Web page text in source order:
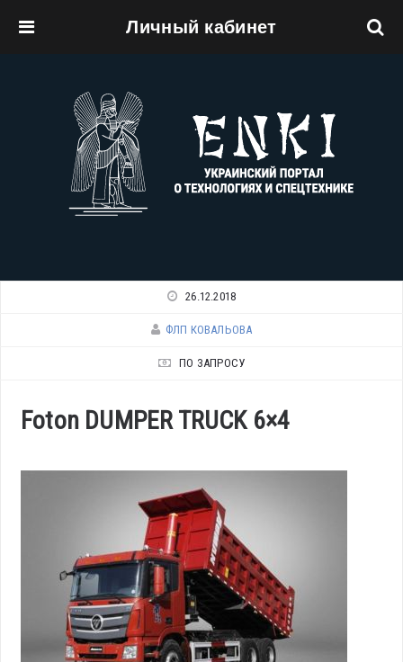
Личный кабинет
26.12.2018
ФЛП КОВАЛЬОВА
ПО ЗАПРОСУ
Foton DUMPER TRUCK 6×4